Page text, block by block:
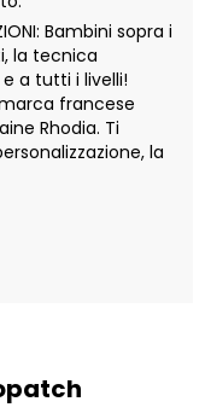
Bambini sopra i
la tecnica
a tutti i livelli!
francese
Rhodia. Ti
la